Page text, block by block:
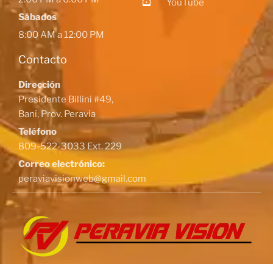
Sábados
8:00 AM a 12:00 PM
Contacto
Dirección
Presidente Billini #49,
Baní, Prov. Peravia
Teléfono
809-522-3033 Ext. 229
Correo electrónico:
peraviavisionweb@gmail.com
YouTube